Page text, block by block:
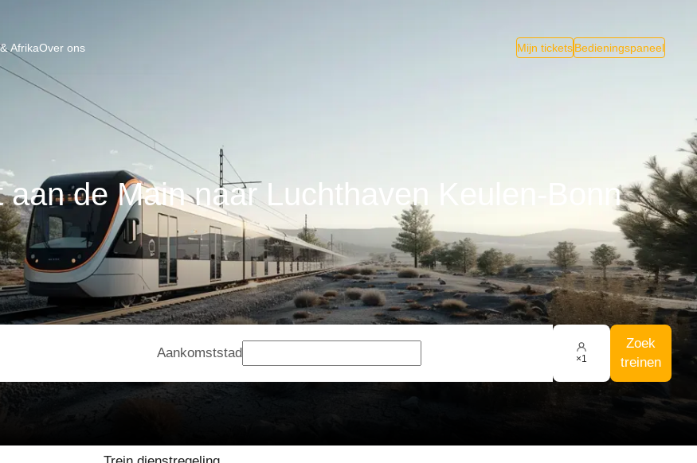
AfrikaOver ons Mijn ticketsBedieningspaneel
de Main naar Luchthaven Keulen-Bonn
Aankomststad ×1
Zoek
treinen